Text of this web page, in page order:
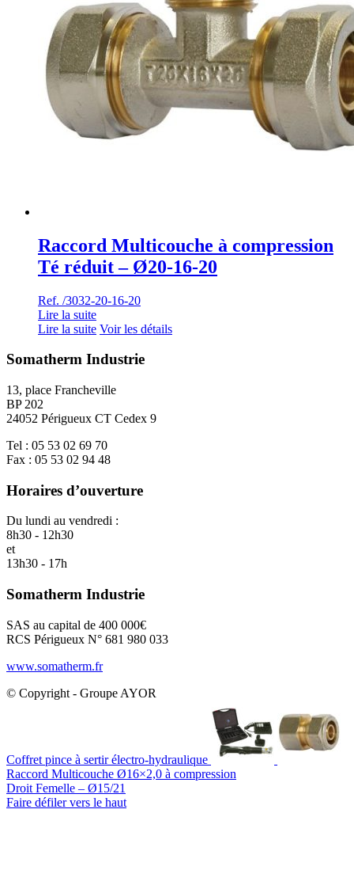
Raccord Multicouche à compression
Té réduit – Ø20-16-20
Ref. /3032-20-16-20
Lire la suite
Lire la suite Voir les détails
Somatherm Industrie
13, place Francheville
BP 202
24052 Périgueux CT Cedex 9
Tel : 05 53 02 69 70
Fax : 05 53 02 94 48
Horaires d’ouverture
Du lundi au vendredi :
8h30 - 12h30
et
13h30 - 17h
Somatherm Industrie
SAS au capital de 400 000€
RCS Périgueux N° 681 980 033
www.somatherm.fr
© Copyright - Groupe AYOR
Coffret pince à sertir électro-hydraulique
Raccord Multicouche Ø16×2,0 à compression
Droit Femelle – Ø15/21
Faire défiler vers le haut